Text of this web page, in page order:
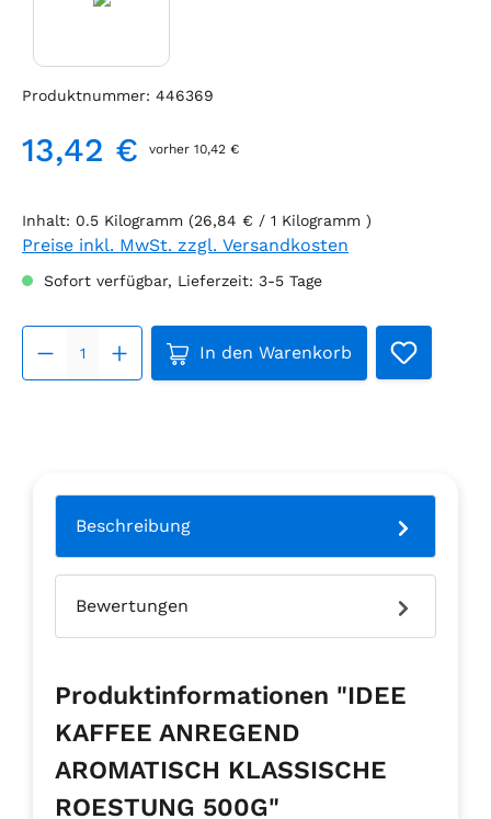
Produktnummer: 446369
Regulärer Preis:
13,42 € vorher 10,42 €
Inhalt: 0.5 Kilogramm (26,84 € / 1 Kilogramm )
Preise inkl. MwSt. zzgl. Versandkosten
Sofort verfügbar, Lieferzeit: 3-5 Tage
Produkt Anzahl: Gib den
In den Warenkorb
Beschreibung
Bewertungen
Produktinformationen "IDEE
KAFFEE ANREGEND
AROMATISCH KLASSISCHE
ROESTUNG 500G"